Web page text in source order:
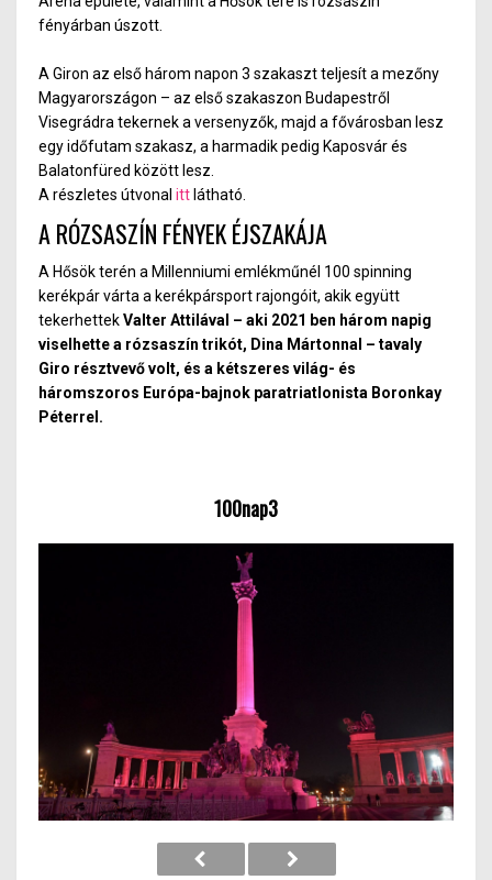
fényárban úszott.
A Giron az első három napon 3 szakaszt teljesít a mezőny
Magyarországon – az első szakaszon Budapestről
Visegrádra tekernek a versenyzők, majd a fővárosban lesz
egy időfutam szakasz, a harmadik pedig Kaposvár és
Balatonfüred között lesz.
A részletes útvonal itt látható.
A RÓZSASZÍN FÉNYEK ÉJSZAKÁJA
A Hősök terén a Millenniumi emlékműnél 100 spinning
kerékpár várta a kerékpársport rajongóit, akik együtt
tekerhettekValter Attilával – aki 2021 ben három napig
viselhette a rózsaszín trikót, Dina Mártonnal – tavaly
Giro résztvevő volt, és a kétszeres világ- és
háromszoros Európa-bajnok paratriatlonista Boronkay
Péterrel.
100nap3